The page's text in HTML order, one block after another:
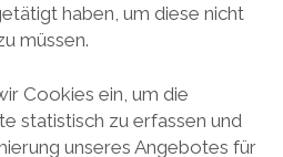
haben, um diese nicht
müssen.
Cookies ein, um die
statistisch zu erfassen und
unseres Angebotes für